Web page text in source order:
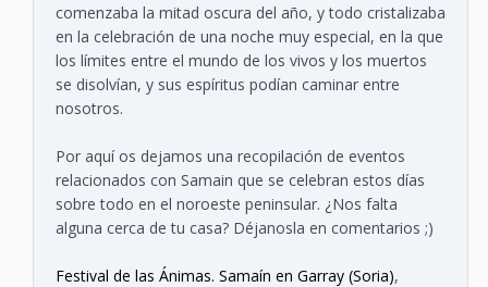
comenzaba la mitad oscura del año, y todo cristalizaba
en la celebración de una noche muy especial, en la que
los límites entre el mundo de los vivos y los muertos
se disolvían, y sus espíritus podían caminar entre
nosotros.
Por aquí os dejamos una recopilación de eventos
relacionados con Samain que se celebran estos días
sobre todo en el noroeste peninsular. ¿Nos falta
alguna cerca de tu casa? Déjanosla en comentarios ;)
Festival de las Ánimas. Samaín en Garray (Soria),